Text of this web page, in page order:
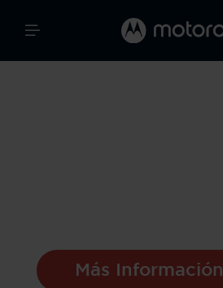
Más Información